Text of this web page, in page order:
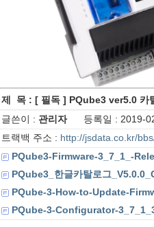
제 목 : [ 필독 ] PQube3 ver5.0 카
글쓴이 : 관리자등록일 : 2019-
트랙백 주소 : http://jsdata.co.kr/
PQube3-Firmware-3_7_1_-
PQube3_한글카탈로그
PQube-3-How-to-Update-
PQube-3-Configurator-